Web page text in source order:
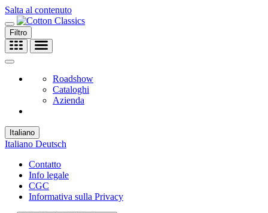
Salta al contenuto
Filtro
Roadshow
Cataloghi
Azienda
Italiano
Italiano Deutsch
Contatto
Info legale
CGC
Informativa sulla Privacy